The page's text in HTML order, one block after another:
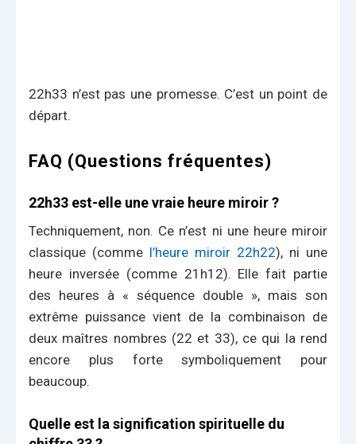
22h33 n’est pas une promesse. C’est un point de
départ.
FAQ (Questions fréquentes)
22h33 est-elle une vraie heure miroir ?
Techniquement, non. Ce n’est ni une heure miroir
classique (comme l’heure miroir 22h22), ni une
heure inversée (comme 21h12). Elle fait partie
des heures à « séquence double », mais son
extrême puissance vient de la combinaison de
deux maîtres nombres (22 et 33), ce qui la rend
encore plus forte symboliquement pour
beaucoup.
Quelle est la signification spirituelle du